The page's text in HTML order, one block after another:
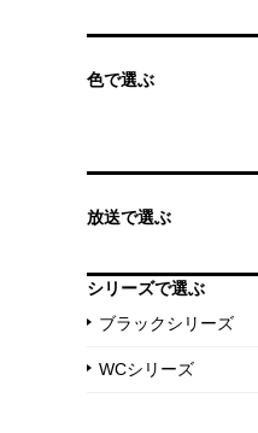
色で選ぶ
放送で選ぶ
シリーズで選ぶ
ブラックシリーズ
WCシリーズ